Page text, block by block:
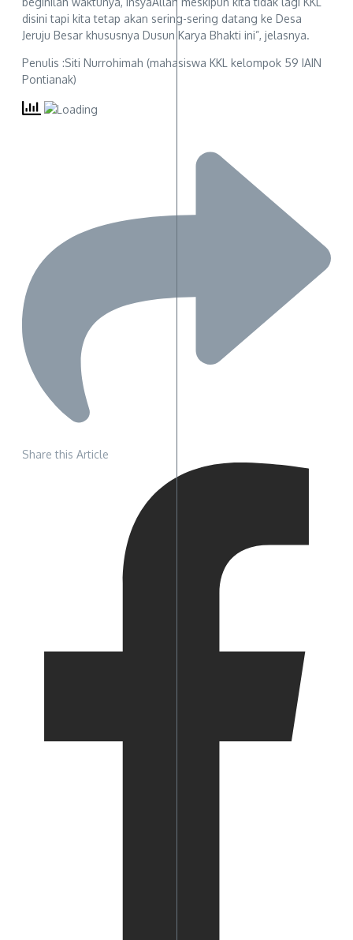
disini tapi kita tetap akan sering-sering datang ke Desa
Jeruju Besar khususnya Dusun Karya Bhakti ini”, jelasnya.
Penulis :Siti Nurrohimah (mahasiswa KKL kelompok 59 IAIN
Pontianak)
Share this Article